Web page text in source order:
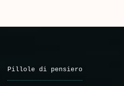
Pillole di pensiero